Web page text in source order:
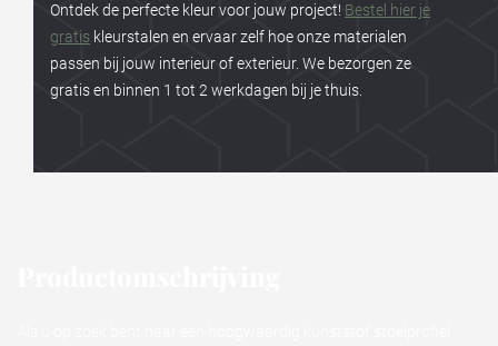
Ontdek de perfecte kleur voor jouw project! Bestel hier je
gratis kleurstalen en ervaar zelf hoe onze materialen
passen bij jouw interieur of exterieur. We bezorgen ze
gratis en binnen 1 tot 2 werkdagen bij je thuis.